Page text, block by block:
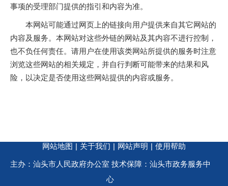
事项的受理部门提供的指引和内容为准。
本网站可能通过网页上的链接向用户提供来自其它网站的
内容及服务。本网站对这些外链的网站及其内容不进行控制，
也不负任何责任。请用户在使用该类网站所提供的服务时注意
浏览这些网站的相关规定，并自行判断可能带来的结果和风
险，以决定是否使用这些网站提供的内容或服务。
网站地图 | 关于我们 | 网站声明 | 使用帮助
主办：汕头市人民政府办公室 技术保障：汕头市政务服务中
心